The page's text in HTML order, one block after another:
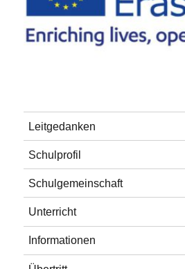
Leitgedanken
Schulprofil
Schulgemeinschaft
Unterricht
Informationen